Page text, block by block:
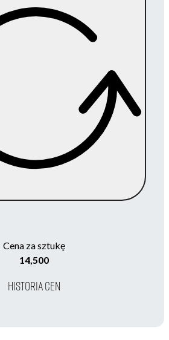
Cena za sztukę
14,500
HISTORIA CEN